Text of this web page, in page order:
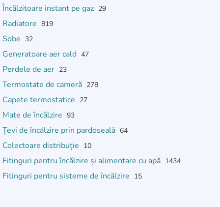
Încălzitoare instant pe gaz 29
Radiatore 819
Sobe 32
Generatoare aer cald 47
Perdele de aer 23
Termostate de cameră 278
Capete termostatice 27
Mate de încălzire 93
Țevi de încălzire prin pardoseală 64
Colectoare distribuție 10
Fitinguri pentru încălzire și alimentare cu apă 1434
Fitinguri pentru sisteme de încălzire 15